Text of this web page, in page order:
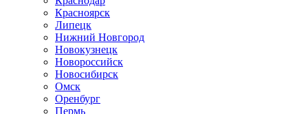
Красноярск
Липецк
Нижний Новгород
Новокузнецк
Новороссийск
Новосибирск
Омск
Оренбург
Пермь